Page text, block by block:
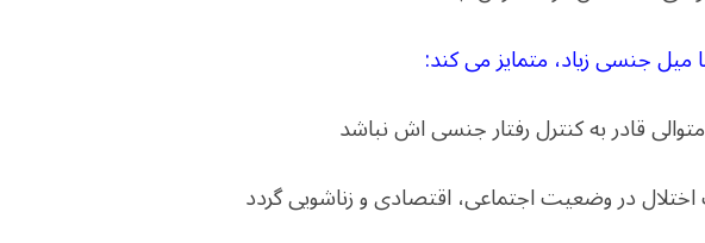
میل جنسی زیاد، متمایز می کند: